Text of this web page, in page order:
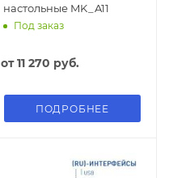
настольные MK_A11
Под заказ
от11 270 руб.
ПОДРОБНЕЕ